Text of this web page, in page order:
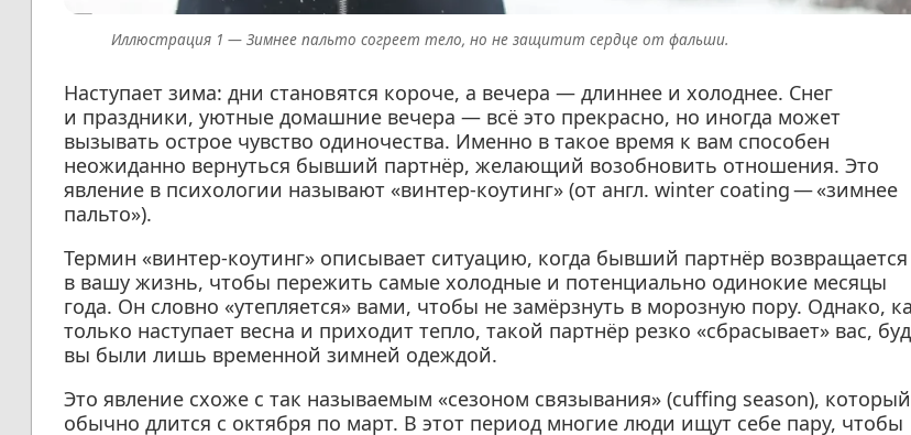
Зимнее пальто согреет тело, но не защитит сердце от фальши.
Наступает зима: дни становятся короче, а вечера — длиннее и холоднее. Снег
и праздники, уютные домашние вечера — всё это прекрасно, но иногда может
вызывать острое чувство одиночества. Именно в такое время к вам способен
неожиданно вернуться бывший партнёр, желающий возобновить отношения. Это
явление в психологии называют «винтер-коутинг» (от англ. winter coating — «зимнее
пальто»).
Термин «винтер-коутинг» описывает ситуацию, когда бывший партнёр возвращается
в вашу жизнь, чтобы пережить самые холодные и потенциально одинокие месяцы
года. Он словно «утепляется» вами, чтобы не замёрзнуть в морозную пору. Однако,
только наступает весна и приходит тепло, такой партнёр резко «сбрасывает» вас,
вы были лишь временной зимней одеждой.
Это явление схоже с так называемым «сезоном связывания» (cuffing season), который
обычно длится с октября по март. В этот период многие люди ищут себе пару, чтобы